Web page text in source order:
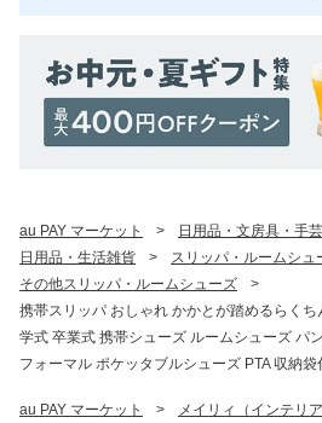
au PAY マーケット > 日用品・文房具・手
日用品・生活雑貨
> スリッパ・ルームシュ
その他スリッパ・ルームシューズ
>
携帯スリッパ おしゃれ かかとが踏めるらく
学式 卒業式 携帯シューズ ルームシューズ パ
フォーマル ポケッタブルシューズ PTA 収納
au PAY マーケット > メイリィ（インテリ